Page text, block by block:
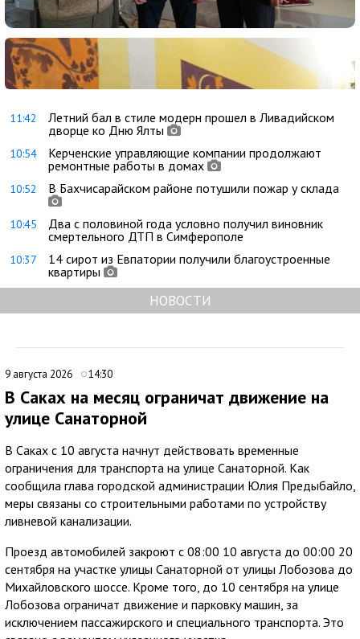
11:42
Летний бал в стиле модерн прошел в Ливадийском
дворце ко Дню Ялты
10:54
Керченские управляющие компании продолжают
ремонтные работы в домах
10:52 В Бахчисарайском районе потушили пожар у склада
10:45
Два с половиной года условно получил виновник
смертельного ДТП в Симферополе
10:37
14 сирот из Евпатории получили благоустроенные
квартиры
НОВОСТИ
9 августа 2026 14:30
В Саках на месяц ограничат движение на
улице Санаторной
В Саках с 10 августа начнут действовать временные
ограничения для транспорта на улице Санаторной. Как
сообщила глава городской администрации Юлия Предыбайло,
меры связаны со строительными работами по устройству
ливневой канализации.
Проезд автомобилей закроют с 08:00 10 августа до 00:00 20
сентября на участке улицы Санаторной от улицы Лобозова до
Михайловского шоссе. Кроме того, до 10 сентября на улице
Лобозова ограничат движение и парковку машин, за
исключением пассажирского и специального транспорта. Это